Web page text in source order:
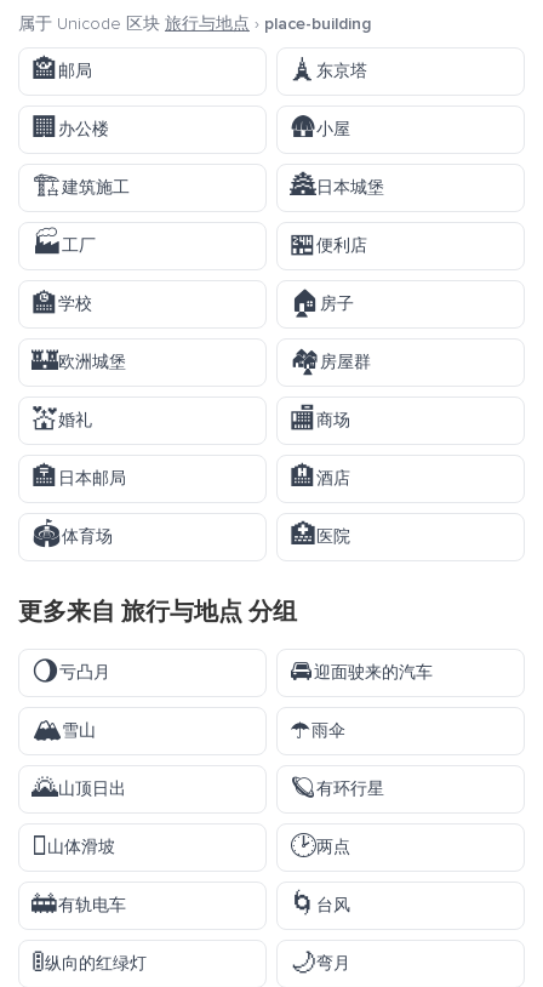
属于 Unicode 区块 旅行与地点 › place-building
🏤邮局 🗼 东京塔
🏢办公楼 🛖小屋
🏗️建筑施工 🏯日本城堡
🏭工厂 🏪便利店
🏫学校 🏠 房子
🏰欧洲城堡 🏘️房屋群
💒婚礼 🏬商场
🏣 日本邮局 🏨酒店
🏟️体育场 🏥医院
更多来自 旅行与地点 分组
🌖亏凸月 🚘迎面驶来的汽车
🏔️雪山 ☂️雨伞
🌄山顶日出 🪐有环行星
🛘山体滑坡 🕑两点
🚋有轨电车 🌀 台风
🚦纵向的红绿灯 🌙弯月